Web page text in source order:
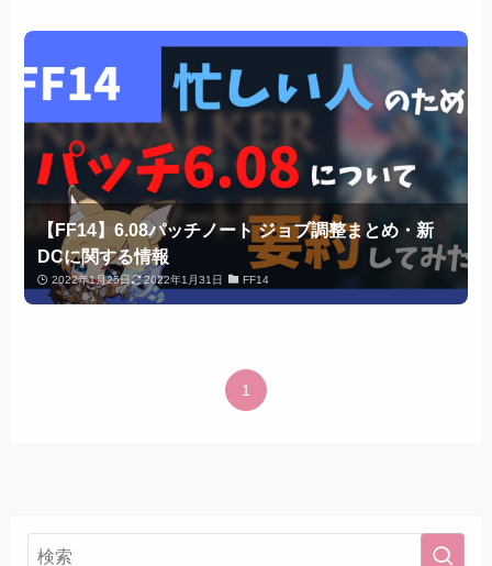
【FF14】6.08パッチノート ジョブ調整まとめ・新
DCに関する情報
2022年1月25日 2022年1月31日 FF14
1